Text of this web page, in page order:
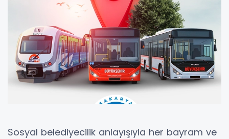
Sosyal belediyecilik anlayışıyla her bayram ve